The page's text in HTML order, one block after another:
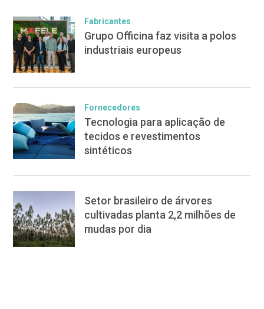
Fabricantes
Grupo Officina faz visita a polos
industriais europeus
Fornecedores
Tecnologia para aplicação de
tecidos e revestimentos
sintéticos
Setor brasileiro de árvores
cultivadas planta 2,2 milhões de
mudas por dia